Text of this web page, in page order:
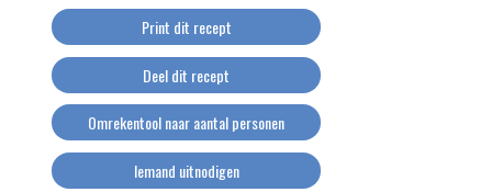
Print dit recept
Deel dit recept
Omrekentool naar aantal personen
Iemand uitnodigen